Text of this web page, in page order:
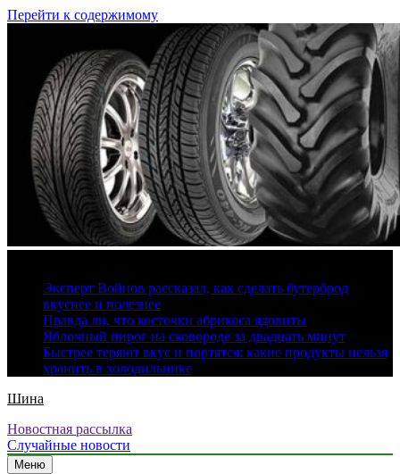
Перейти к содержимому
Эксперт Войнов рассказал, как сделать бутерброд
вкуснее и полезнее
Правда ли, что косточки абрикоса ядовиты
Яблочный пирог на сковороде за двадцать минут
Быстрее теряют вкус и портятся: какие продукты нельзя
хранить в холодильнике
Шина
Новостная рассылка
Случайные новости
Меню